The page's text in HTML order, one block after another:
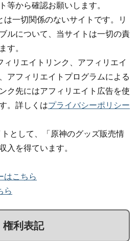
等から確認お願いします。
一切関係のないサイトです。リ
ルについて、当サイトは一切の責
す。
ィリエイトリンク、アフィリエイ
アフィリエイトプログラムによる
ク先にはアフィリエイト広告を使
。詳しくはプライバシーポリシー
として、「原神のグッズ販売情
入を得ています。
はこちら
ら
権利表記